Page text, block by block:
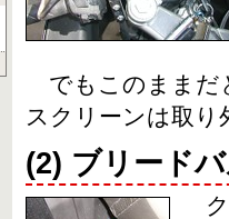
でもこのままだ
スクリーンは取り
(2) ブリード
ク